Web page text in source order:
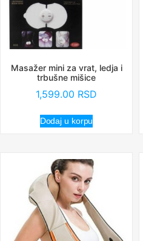
Masažer mini za vrat, ledja i
trbušne mišice
1,599.00 RSD
Dodaj u korpu